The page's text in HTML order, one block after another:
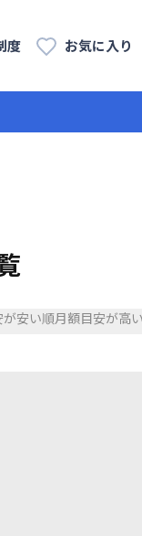
度 お気に入り
が安い順月額目安が高